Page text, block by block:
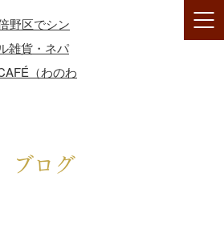
ブログ